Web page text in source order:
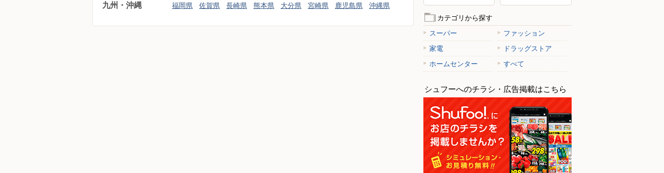
九州・沖縄 福岡県 佐賀県 長崎県 熊本県 大分県 宮崎県 鹿児島県 沖縄県
カテゴリから探す
スーパー
ファッション
家電
ドラッグストア
ホームセンター
すべて
シュフーへのチラシ・広告掲載はこちら